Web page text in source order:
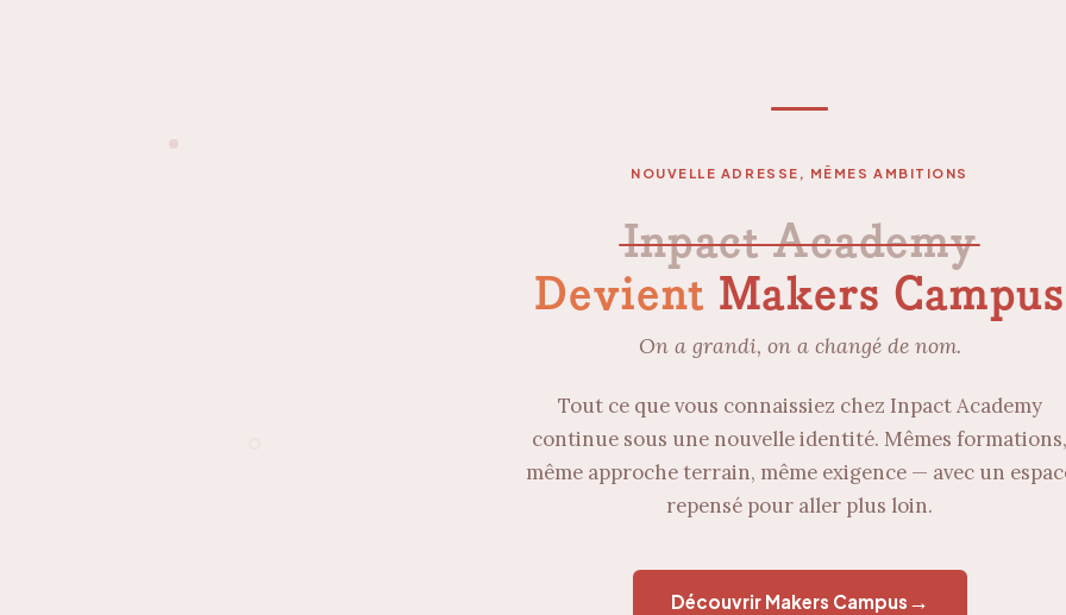
NOUVELLE ADRESSE, MÊMES AMBITIONS
Inpact Academy
Devient Makers Campus
On a grandi, on a changé de nom.
Tout ce que vous connaissiez chez Inpact Academy
continue sous une nouvelle identité. Mêmes formations,
même approche terrain, même exigence — avec un
repensé pour aller plus loin.
Découvrir Makers Campus →